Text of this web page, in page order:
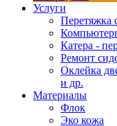
Услуги
Перетяжка
Катера -
Ремонт
Оклейка
и др.
Материалы
Флок
Эко кожа